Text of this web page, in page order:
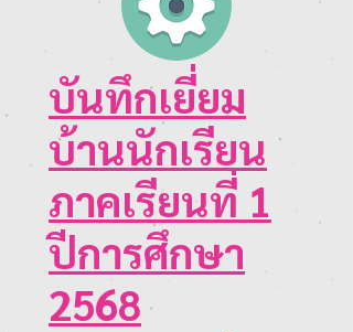
บันทึกเยี่ยม
บ้านนักเรียน
ภาคเรียนที่ 1
ปีการศึกษา
2568